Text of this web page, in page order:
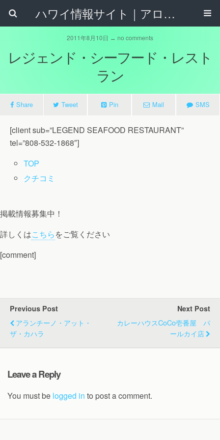
ハワイ情報サイト｜アロハタウンネット
2011年8月10日 ↔ no comments
レジェンド・シーフード・レスト
ラン
Share Tweet Pin Mail SMS
[client sub=”LEGEND SEAFOOD RESTAURANT”
tel=”808-532-1868″]
TOP
クチコミ
掲載情報募集中！
詳しくはこちらをご覧ください
[comment]
Previous Post
アランチーノ・アット・
ザ・カハラ
Next Post
カレーハウスCoCo壱番屋 パ
ールカイ店
Leave a Reply
You must be logged in to post a comment.